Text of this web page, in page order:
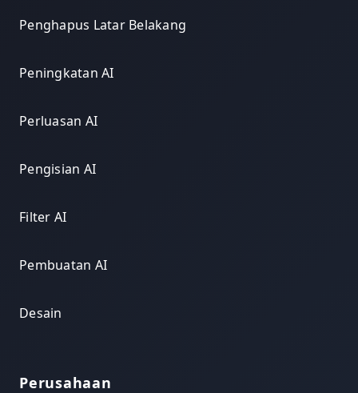
Penghapus Latar Belakang
Peningkatan AI
Perluasan AI
Pengisian AI
Filter AI
Pembuatan AI
Desain
Perusahaan